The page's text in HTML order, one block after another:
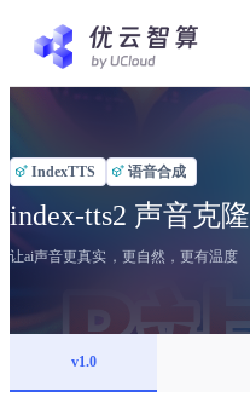
IndexTTS 语音合成
index-tts2 声音克隆
让ai声音更真实，更自然，更有温度
v1.0